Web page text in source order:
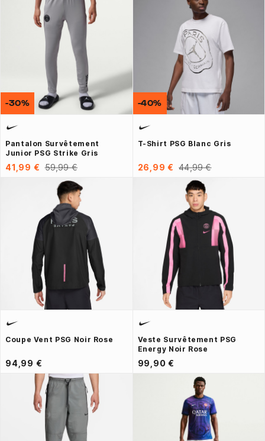
Pantalon Survêtement
Junior PSG Strike Gris
41,99 € 59,99 €
-30%
T-Shirt PSG Blanc Gris
26,99 € 44,99 €
-40%
Coupe Vent PSG Noir Rose
94,99 €
Veste Survêtement PSG
Energy Noir Rose
99,90 €